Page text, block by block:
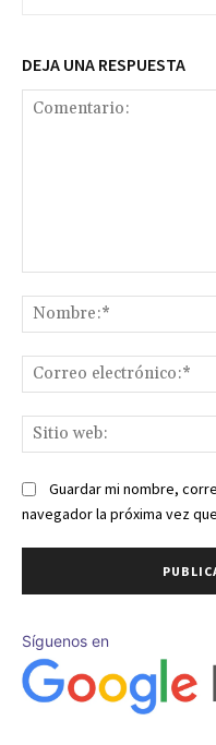
DEJA UNA RESPUESTA
Guardar mi nombre,
navegador la próxima vez
Síguenos en